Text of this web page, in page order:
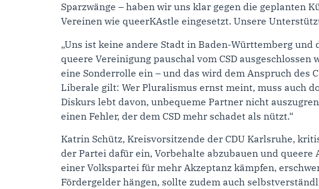
Sparzwänge – haben wir uns klar gegen die geplanten
Vereinen wie queerKAstle eingesetzt. Unsere
„Uns ist keine andere Stadt in Baden-Württemberg
queere Vereinigung pauschal vom CSD
eine Sonderrolle ein – und das wird dem Anspruch des
Liberale gilt: Wer Pluralismus ernst meint, muss auch
Diskurs lebt davon, unbequeme Partner nicht
einen Fehler, der dem CSD mehr schadet als nützt.“
Katrin Schütz, Kreisvorsitzende der CDU Karlsruhe,
der Partei dafür ein, Vorbehalte abzubauen und
einer Volkspartei für mehr Akzeptanz kämpfen,
Fördergelder hängen, sollte zudem auch